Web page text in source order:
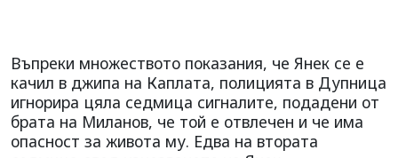
Въпреки множеството показания, че Янек се е
качил в джипа на Каплата, полицията в Дупница
игнорира цяла седмица сигналите, подадени от
брата на Миланов, че той е отвлечен и че има
опасност за живота му. Едва на втората